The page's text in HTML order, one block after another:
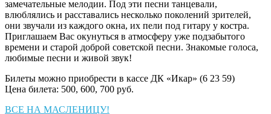
замечательные мелодии. Под эти песни танцевали,
влюблялись и расставались несколько поколений зрителей,
они звучали из каждого окна, их пели под гитару у костра.
Приглашаем Вас окунуться в атмосферу уже подзабытого
времени и старой доброй советской песни. Знакомые голоса,
любимые песни и живой звук!
Билеты можно приобрести в кассе ДК «Икар» (6 23 59)
Цена билета: 500, 600, 700 руб.
Навигация
ВСЕ НА МАСЛЕНИЦУ!